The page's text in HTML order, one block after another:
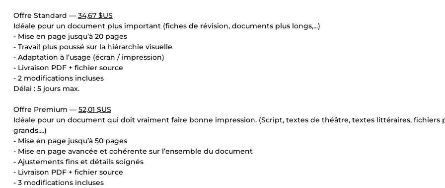
Offre Standard — 34,67 $US
Idéale pour un document plus important (fiches de révision, documents plus longs,...)
- Mise en page jusqu’à 20 pages
- Travail plus poussé sur la hiérarchie visuelle
- Adaptation à l’usage (écran / impression)
- Livraison PDF + fichier source
- 2 modifications incluses
Délai : 5 jours max.
Offre Premium — 52,01 $US
Idéale pour un document qui doit vraiment faire bonne impression. (Script, textes de théâtre, textes littéraires, fichiers
grands,...)
- Mise en page jusqu’à 50 pages
- Mise en page avancée et cohérente sur l’ensemble du document
- Ajustements fins et détails soignés
- Livraison PDF + fichier source
- 3 modifications incluses